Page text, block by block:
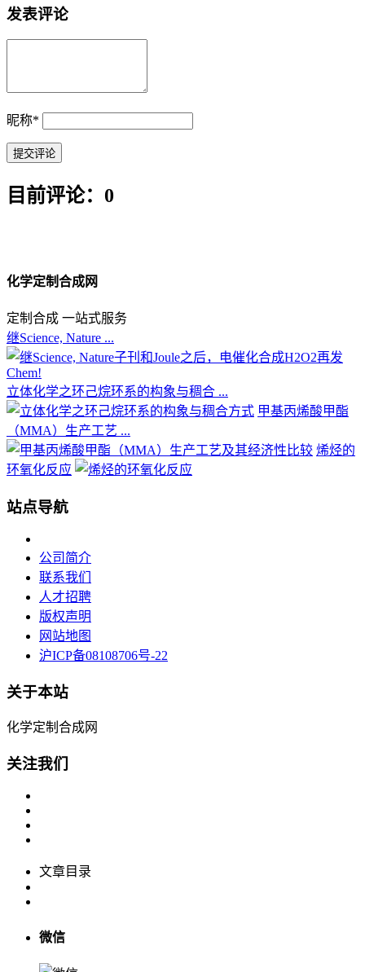
发表评论
昵称*
目前评论：0
化学定制合成网
定制合成 一站式服务
继Science, Nature ...
立体化学之环己烷环系的构象与稠合 ...
甲基丙烯酸甲酯
（MMA）生产工艺 ...
烯烃的
环氧化反应
站点导航
公司简介
联系我们
人才招聘
版权声明
网站地图
沪ICP备08108706号-22
关于本站
化学定制合成网
关注我们
文章目录
微信